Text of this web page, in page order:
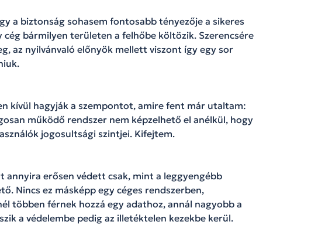
a biztonság sohasem fontosabb tényezője a sikeres
bármilyen területen a felhőbe költözik. Szerencsére
az nyilvánvaló előnyök mellett viszont így egy sor
kívül hagyják a szempontot, amire fent már utaltam:
működő rendszer nem képzelhető el anélkül, hogy
jogosultsági szintjei. Kifejtem.
erősen védett csak, mint a leggyengébb
Nincs ez másképp egy céges rendszerben,
többen férnek hozzá egy adathoz, annál nagyobb a
a védelembe pedig az illetéktelen kezekbe kerül.